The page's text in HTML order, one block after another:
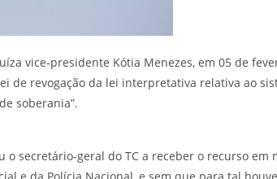
vice-presidente Kótia Menezes, em 05 de
revogação da lei interpretativa relativa ao
soberania”.
secretário-geral do TC a receber o recurso em
e da Polícia Nacional, e sem que para tal